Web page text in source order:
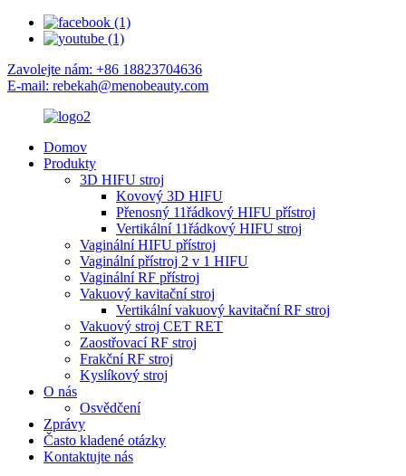
Zavolejte nám: +86 18823704636
E-mail: rebekah@menobeauty.com
Domov
Produkty
3D HIFU stroj
Kovový 3D HIFU
Přenosný 11řádkový HIFU přístroj
Vertikální 11řádkový HIFU stroj
Vaginální HIFU přístroj
Vaginální přístroj 2 v 1 HIFU
Vaginální RF přístroj
Vakuový kavitační stroj
Vertikální vakuový kavitační RF stroj
Vakuový stroj CET RET
Zaostřovací RF stroj
Frakční RF stroj
Kyslíkový stroj
O nás
Osvědčení
Zprávy
Často kladené otázky
Kontaktujte nás